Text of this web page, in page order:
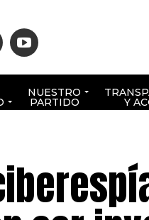
NUESTRO
PARTIDO Y